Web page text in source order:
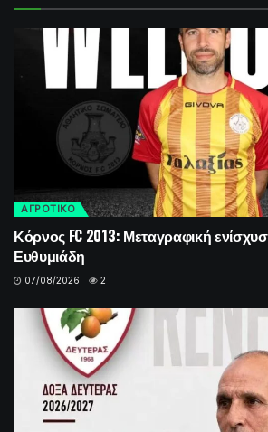
ΑΓΡΟΤΙΚΟ
Κόρνος FC 2013: Μεταγραφική
Ευθυμιάδη
07/08/2026 2